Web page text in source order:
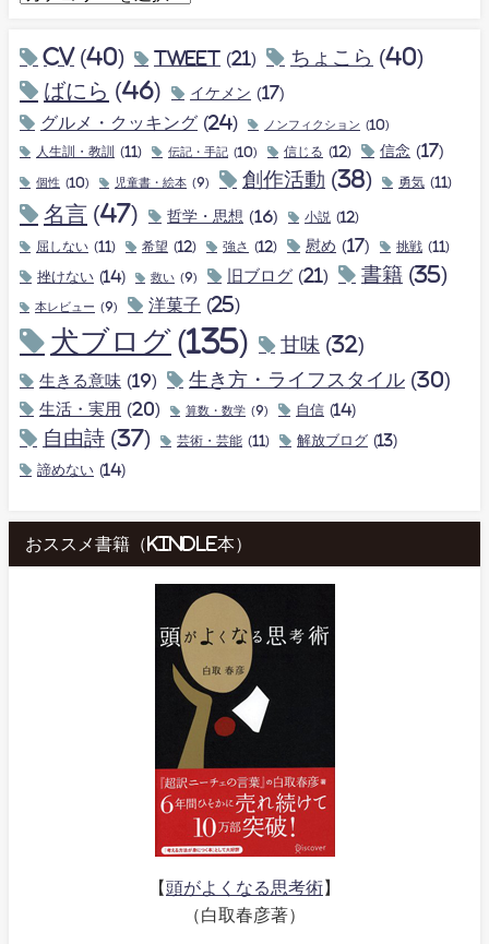
CV (40) tweet (21) ちょこら (40)
ばにら (46) イケメン (17)
グルメ・クッキング (24) ノンフィクション (10)
人生訓・教訓 (11) 伝記・手記 (10) 信じる (12) 信念 (17)
個性 (10) 児童書・絵本 (9) 創作活動 (38) 勇気 (11)
名言 (47) 哲学・思想 (16) 小説 (12)
屈しない (11) 希望 (12) 強さ (12) 慰め (17) 挑戦 (11)
挫けない (14) 救い (9) 旧ブログ (21) 書籍 (35)
本レビュー (9) 洋菓子 (25)
犬ブログ (135) 甘味 (32)
生きる意味 (19) 生き方・ライフスタイル (30)
生活・実用 (20) 算数・数学 (9) 自信 (14)
自由詩 (37) 芸術・芸能 (11) 解放ブログ (13)
諦めない (14)
おススメ書籍（kindle本）
【頭がよくなる思考術】
（白取春彦著）